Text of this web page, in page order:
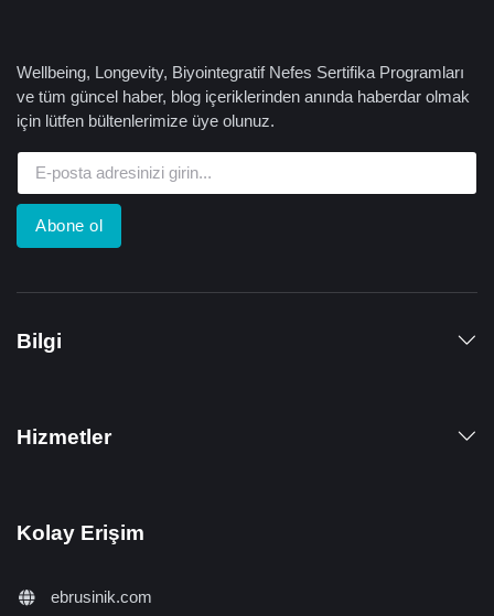
Wellbeing, Longevity, Biyointegratif Nefes Sertifika Programları
ve tüm güncel haber, blog içeriklerinden anında haberdar olmak
için lütfen bültenlerimize üye olunuz.
Abone ol
Bilgi
Hizmetler
Kolay Erişim
ebrusinik.com